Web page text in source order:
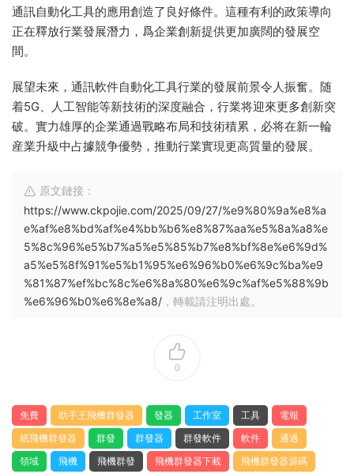
通訊自動化工具的應用創造了良好條件。這種有利的政策導向
正在釋放行業發展潛力，爲企業創新提供更加廣闊的發展空
間。
展望未來，通訊軟件自動化工具行業的發展前景令人振奮。随
着5G、人工智能等新技術的深度融合，行業将迎來更多創新突
破。實力雄厚的企業通過戰略布局和技術積累，必将在新一輪
産業升級中占據競争優勢，推動行業實現更高質量的發展。
原文鏈接：
https://www.ckpojie.com/2025/09/27/%e9%80%9a%e8%a
e%af%e8%bd%af%e4%bb%b6%e8%87%aa%e5%8a%a8%e
5%8c%96%e5%b7%a5%e5%85%b7%e8%bf%8e%e6%9d%
a5%e5%8f%91%e5%b1%95%e6%96%b0%e6%9c%ba%e9
%81%87%ef%bc%8c%e6%8a%80%e6%9c%af%e5%88%9b
%e6%96%b0%e6%8e%a8/ ，轉載請注明出處。
0
免費 助手王飛機群發器 發器 工作室 工具
電報
紙飛機群發器
群發 群發器 群發軟件 軟件
通過
領域
飛機 飛機群發 飛機群發器下載
飛機群發器源碼